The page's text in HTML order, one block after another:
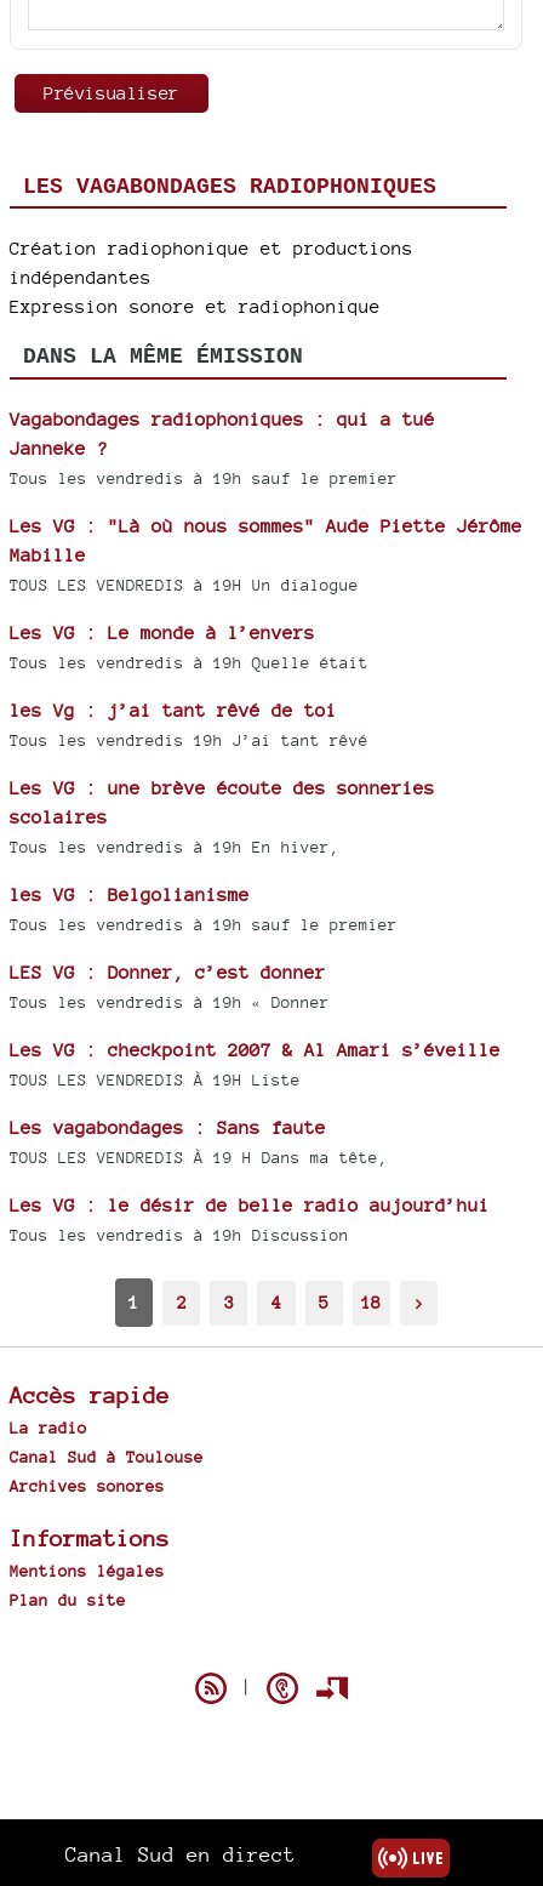
LES VAGABONDAGES RADIOPHONIQUES
Création radiophonique et productions
indépendantes
Expression sonore et radiophonique
DANS LA MÊME ÉMISSION
Vagabondages radiophoniques : qui a tué
Janneke ?
Tous les vendredis à 19h sauf le premier
Les VG : "Là où nous sommes" Aude Piette Jérôme
Mabille
TOUS LES VENDREDIS à 19H Un dialogue
Les VG : Le monde à l’envers
Tous les vendredis à 19h Quelle était
les Vg : j’ai tant rêvé de toi
Tous les vendredis 19h J’ai tant rêvé
Les VG : une brève écoute des sonneries
scolaires
Tous les vendredis à 19h En hiver,
les VG : Belgolianisme
Tous les vendredis à 19h sauf le premier
LES VG : Donner, c’est donner
Tous les vendredis à 19h « Donner
Les VG : checkpoint 2007 & Al Amari s’éveille
TOUS LES VENDREDIS À 19H Liste
Les vagabondages : Sans faute
TOUS LES VENDREDIS À 19 H Dans ma tête,
Les VG : le désir de belle radio aujourd’hui
Tous les vendredis à 19h Discussion
1 2 3 4 5 18 >
Accès rapide
La radio
Canal Sud à Toulouse
Archives sonores
Informations
Mentions légales
Plan du site
|
Canal Sud en direct